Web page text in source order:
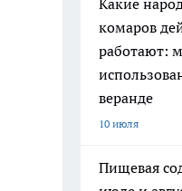
Какие
комаров
работают:
веранде
10 июля
Пищевая